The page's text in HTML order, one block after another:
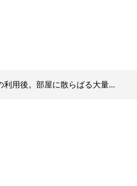
利用後。部屋に散らばる大量...